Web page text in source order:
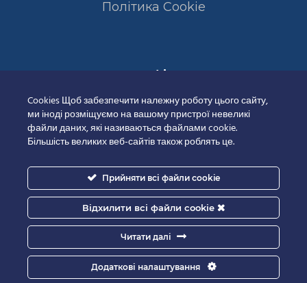
Полiтика Cookie
Сертифікати
Good-IT.com.ua for Biolights - All rights reserved.
Cookies Щоб забезпечити належну роботу цього сайту,
ми іноді розміщуємо на вашому пристрої невеликі
файли даних, які називаються файлами cookie.
Більшість великих веб-сайтів також роблять це.
Прийняти всі файли cookie
Відхилити всі файли cookie
Читати далі
Додаткові налаштування